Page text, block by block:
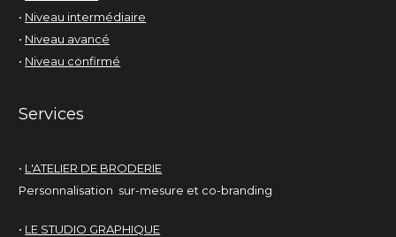
• Niveau intermédiaire
• Niveau avancé
• Niveau confirmé
Services
• L'ATELIER DE BRODERIE
Personnalisation sur-mesure et co-branding
• LE STUDIO GRAPHIQUE